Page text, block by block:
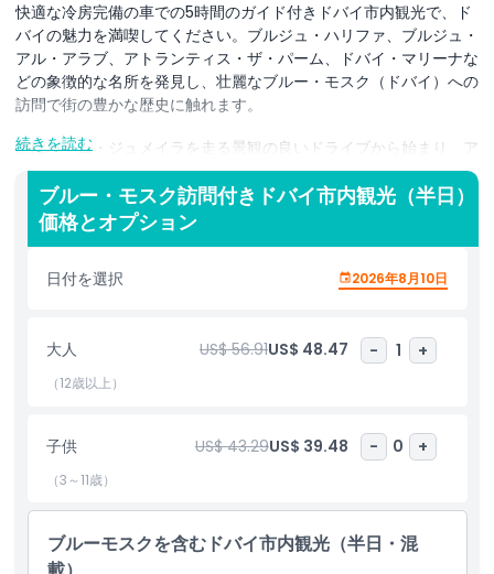
快適な冷房完備の車での5時間のガイド付きドバイ市内観光で、ド
バイの魅力を満喫してください。ブルジュ・ハリファ、ブルジュ・
アル・アラブ、アトランティス・ザ・パーム、ドバイ・マリーナな
どの象徴的な名所を発見し、壮麗なブルー・モスク（ドバイ）への
訪問で街の豊かな歴史に触れます。
旅はパーム・ジュメイラを走る景観の良いドライブから始まり、ア
トランティス・ザ・パーム・ホテルの息をのむような景色を望むた
めにザ・ポイントに立ち寄ります。ビーチサイドで背景にブルジ
ュ・アル・アラブを望んだ思い出の写真を撮影しましょう。次に、
トルコ風の建築様式と精巧な青いタイル装飾で知られる美しいブル
ドバイ・クリークを渡り、活気あるゴールド・スークとスパイス・
マ・ヘリテージ・ハウスへ向かい、現地の紅茶またはコーヒーでエ
ミラティのもてなしをお楽しみください。アラブ首長国連邦が砂漠
の生活から近代的な驚異へと変貌した歴史を学び、骨董品で満たさ
含まれるもの
続きを読む
ブルー・モスク訪問付きドバイ市内観光（半日）
価格とオプション
日付を選択 2026年8月10日
大人 US$ 56.91US$ 48.47 - 1 +
（12歳以上）
子供 US$ 43.29US$ 39.48 - 0 +
（3～11歳）
ブルーモスクを含むドバイ市内観光（半日・混